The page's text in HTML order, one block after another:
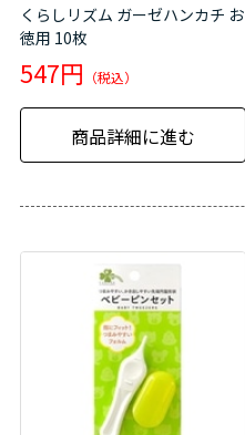
くらしリズム ガーゼハンカチ お
徳用 10枚
547円
商品詳細に進む